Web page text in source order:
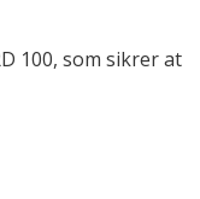
100, som sikrer at